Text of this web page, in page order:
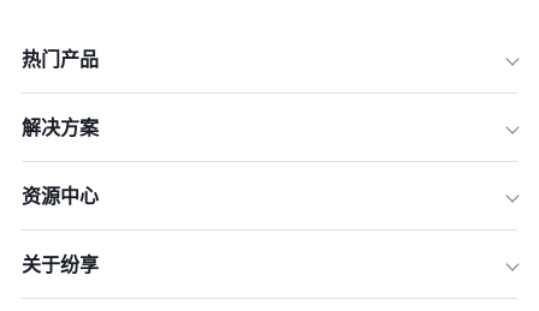
热门产品
解决方案
资源中心
关于纷享